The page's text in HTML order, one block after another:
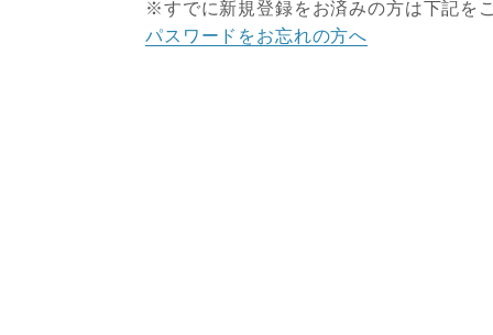
※すでに新規登録をお済みの方は下記を
パスワードをお忘れの方へ